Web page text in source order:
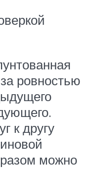
ровностью
к другу
можно